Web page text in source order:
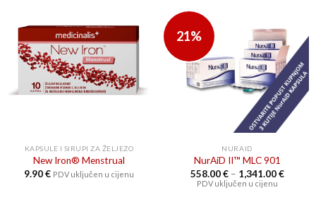
KAPSULE I SIRUPI ZA ŽELJEZO
New Iron® Menstrual
9.90€ PDV uključen u cijenu
21%
NURAID
NurAiD II™ MLC 901
558.00€ – 1,341.00€Raspon
PDV uključen u cijenu